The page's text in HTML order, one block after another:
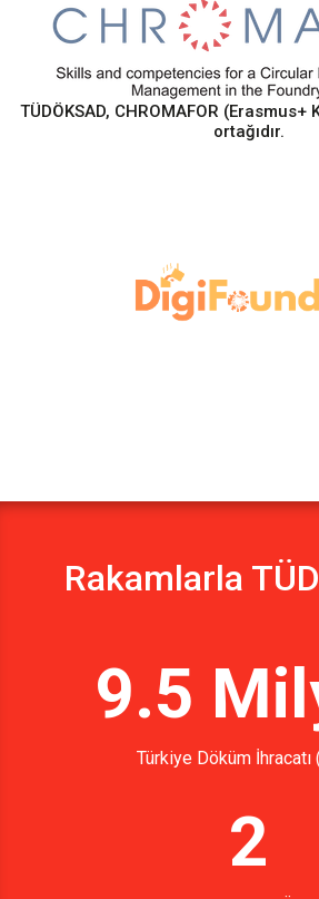
TÜDÖKSAD, CHROMAFOR
ortağıdır.
Rakamlarla
9.5
Türkiye Döküm İhracatı
2